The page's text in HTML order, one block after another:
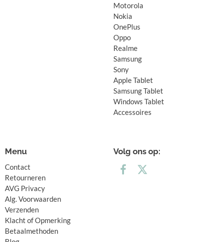
Motorola
Nokia
OnePlus
Oppo
Realme
Samsung
Sony
Apple Tablet
Samsung Tablet
Windows Tablet
Accessoires
Menu
Contact
Retourneren
AVG Privacy
Alg. Voorwaarden
Verzenden
Klacht of Opmerking
Betaalmethoden
Volg ons op: